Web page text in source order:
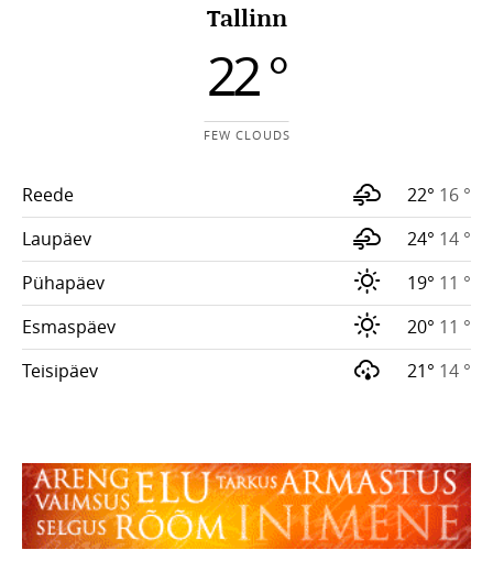
Tallinn
22 °
FEW CLOUDS
Reede 22° 16 °
Laupäev
24° 14 °
Pühapäev
19° 11 °
Esmaspäev
20° 11 °
Teisipäev
21° 14 °